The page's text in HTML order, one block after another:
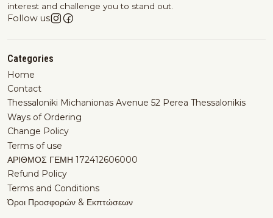
interest and challenge you to stand out.
Follow us
Categories
Home
Contact
Thessaloniki Michanionas Avenue 52 Perea Thessalonikis
Ways of Ordering
Change Policy
Terms of use
ΑΡΙΘΜΟΣ ΓΕΜΗ 172412606000
Refund Policy
Terms and Conditions
Όροι Προσφορών & Εκπτώσεων